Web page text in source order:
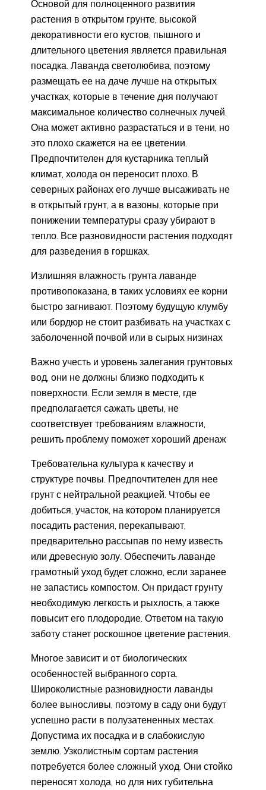
Основой для полноценного развития
растения в открытом грунте, высокой
декоративности его кустов, пышного и
длительного цветения является правильная
посадка. Лаванда светолюбива, поэтому
размещать ее на даче лучше на открытых
участках, которые в течение дня получают
максимальное количество солнечных лучей.
Она может активно разрастаться и в тени, но
это плохо скажется на ее цветении.
Предпочтителен для кустарника теплый
климат, холода он переносит плохо. В
северных районах его лучше высаживать не
в открытый грунт, а в вазоны, которые при
понижении температуры сразу убирают в
тепло. Все разновидности растения подходят
для разведения в горшках.
Излишняя влажность грунта лаванде
противопоказана, в таких условиях ее корни
быстро загнивают. Поэтому будущую клумбу
или бордюр не стоит разбивать на участках с
заболоченной почвой или в сырых низинах
Важно учесть и уровень залегания грунтовых
вод, они не должны близко подходить к
поверхности. Если земля в месте, где
предполагается сажать цветы, не
соответствует требованиям влажности,
решить проблему поможет хороший дренаж
Требовательна культура к качеству и
структуре почвы. Предпочтителен для нее
грунт с нейтральной реакцией. Чтобы ее
добиться, участок, на котором планируется
посадить растения, перекапывают,
предварительно рассыпав по нему известь
или древесную золу. Обеспечить лаванде
грамотный уход будет сложно, если заранее
не запастись компостом. Он придаст грунту
необходимую легкость и рыхлость, а также
повысит его плодородие. Ответом на такую
заботу станет роскошное цветение растения.
Многое зависит и от биологических
особенностей выбранного сорта.
Широколистные разновидности лаванды
более выносливы, поэтому в саду они будут
успешно расти в полузатененных местах.
Допустима их посадка и в слабокислую
землю. Узколистным сортам растения
потребуется более сложный уход. Они стойко
переносят холода, но для них губительна